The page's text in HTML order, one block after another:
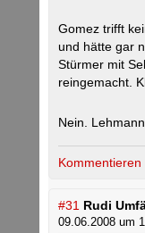
Gomez trifft
und hätte gar
Stürmer mit
reingemacht.
Nein.
Kommentieren
#31 Rudi
09.06.2008 um